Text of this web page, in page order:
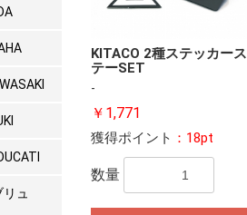
ュ
KITACO 2種ステッカース
テーSET
-
￥1,771
獲得ポイント ：18pt
数量